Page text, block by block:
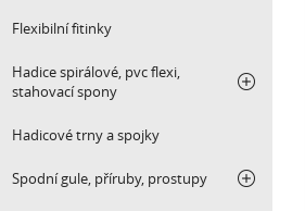
Flexibilní fitinky
Hadice spirálové, pvc flexi,
stahovací spony
Hadicové trny a spojky
Spodní gule, příruby, prostupy